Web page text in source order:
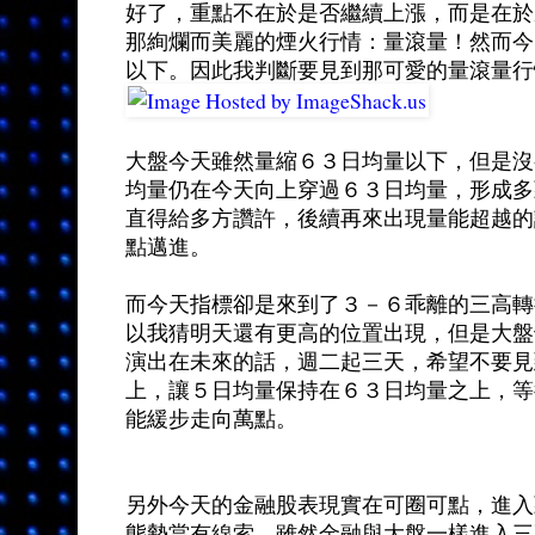
好了，重點不在於是否繼續上漲，而是在
那絢爛而美麗的煙火行情：量滾量！然而
以下。因此我判斷要見到那可愛的量滾量
大盤今天雖然量縮６３日均量以下，但是
均量仍在今天向上穿過６３日均量，形成
直得給多方讚許，後續再來出現量能超越
點邁進。
而今天指標卻是來到了３－６乖離的三高
以我猜明天還有更高的位置出現，但是大
演出在未來的話，週二起三天，希望不要
上，讓５日均量保持在６３日均量之上，
能緩步走向萬點。
另外今天的金融股表現實在可圈可點，進